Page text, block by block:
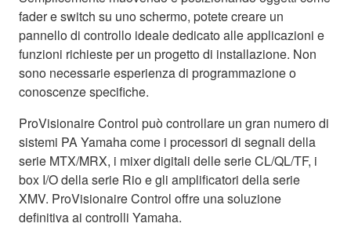
fader e switch su uno schermo, potete creare un
pannello di controllo ideale dedicato alle applicazioni e
funzioni richieste per un progetto di installazione. Non
sono necessarie esperienza di programmazione o
conoscenze specifiche.
ProVisionaire Control può controllare un gran numero di
sistemi PA Yamaha come i processori di segnali della
serie MTX/MRX, i mixer digitali delle serie CL/QL/TF, i
box I/O della serie Rio e gli amplificatori della serie
XMV. ProVisionaire Control offre una soluzione
definitiva ai controlli Yamaha.